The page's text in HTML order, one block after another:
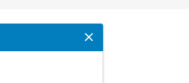
Sulge modaalaken